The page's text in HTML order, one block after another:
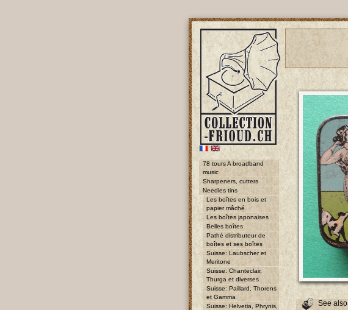
78 tours A broadband
music
Sharpeners, cutters
Needles tins
Les boîtes en bois et
papier mâché
Les boîtes japonaises
Belles boîtes
Pathé distributeur de
boîtes et ses boîtes
Suisse: Laubscher et
Meritone
Suisse: Chanteclair,
Thurga et diverses
Suisse: Paillard, Thorens
et Gamma
Suisse: Helvetia, Phrynis,
See also